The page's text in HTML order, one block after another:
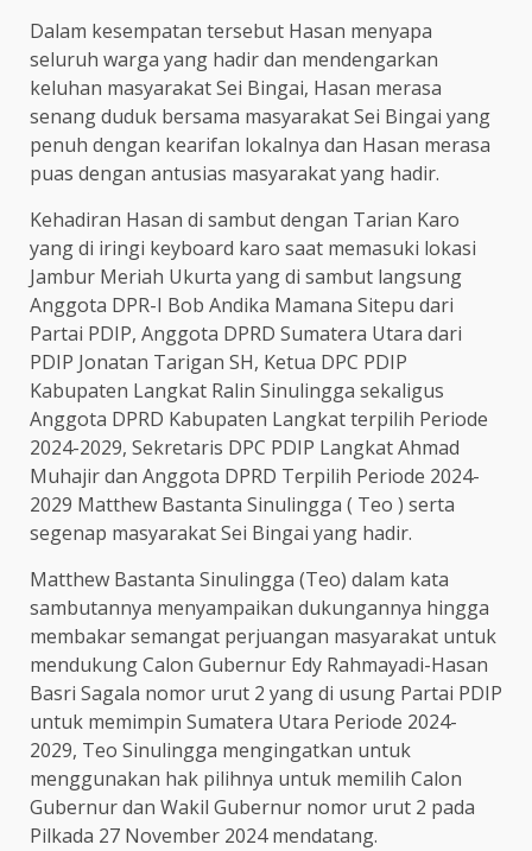
Dalam kesempatan tersebut Hasan menyapa
seluruh warga yang hadir dan mendengarkan
keluhan masyarakat Sei Bingai, Hasan merasa
senang duduk bersama masyarakat Sei Bingai yang
penuh dengan kearifan lokalnya dan Hasan merasa
puas dengan antusias masyarakat yang hadir.
Kehadiran Hasan di sambut dengan Tarian Karo
yang di iringi keyboard karo saat memasuki lokasi
Jambur Meriah Ukurta yang di sambut langsung
Anggota DPR-I Bob Andika Mamana Sitepu dari
Partai PDIP, Anggota DPRD Sumatera Utara dari
PDIP Jonatan Tarigan SH, Ketua DPC PDIP
Kabupaten Langkat Ralin Sinulingga sekaligus
Anggota DPRD Kabupaten Langkat terpilih Periode
2024-2029, Sekretaris DPC PDIP Langkat Ahmad
Muhajir dan Anggota DPRD Terpilih Periode 2024-
2029 Matthew Bastanta Sinulingga ( Teo ) serta
segenap masyarakat Sei Bingai yang hadir.
Matthew Bastanta Sinulingga (Teo) dalam kata
sambutannya menyampaikan dukungannya hingga
membakar semangat perjuangan masyarakat untuk
mendukung Calon Gubernur Edy Rahmayadi-Hasan
Basri Sagala nomor urut 2 yang di usung Partai PDIP
untuk memimpin Sumatera Utara Periode 2024-
2029, Teo Sinulingga mengingatkan untuk
menggunakan hak pilihnya untuk memilih Calon
Gubernur dan Wakil Gubernur nomor urut 2 pada
Pilkada 27 November 2024 mendatang.